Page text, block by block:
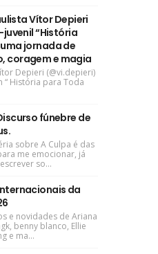
Vítor Depieri
“História
jornada de
coragem e magia
Depieri (@vi.depieri)
“ História para Toda
fúnebre de
sobre A Culpa é das
me emocionar, já
so...
da
e novidades de Ariana
benny blanco, Ellie
e ma...